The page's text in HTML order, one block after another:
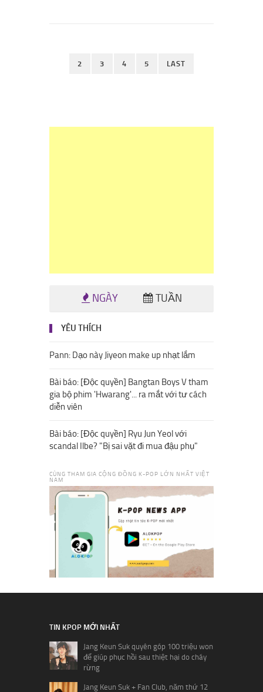
2 3 4 5 LAST
NGÀY TUẦN
YÊU THÍCH
Pann: Dạo này Jiyeon make up nhạt lắm
Bài báo: [Độc quyền] Bangtan Boys V tham
gia bộ phim 'Hwarang'... ra mắt với tư cách
diễn viên
Bài báo: [Độc quyền] Ryu Jun Yeol với
scandal Ilbe? "Bị sai vặt đi mua đậu phụ"
CÙNG THAM GIA CỘNG ĐỒNG K-POP LỚN NHẤT VIỆT
NAM
TIN KPOP MỚI NHẤT
Jang Keun Suk quyên góp 100 triệu won
để giúp phục hồi sau thiệt hại do cháy
rừng
Jang Keun Suk + Fan Club, năm thứ 12